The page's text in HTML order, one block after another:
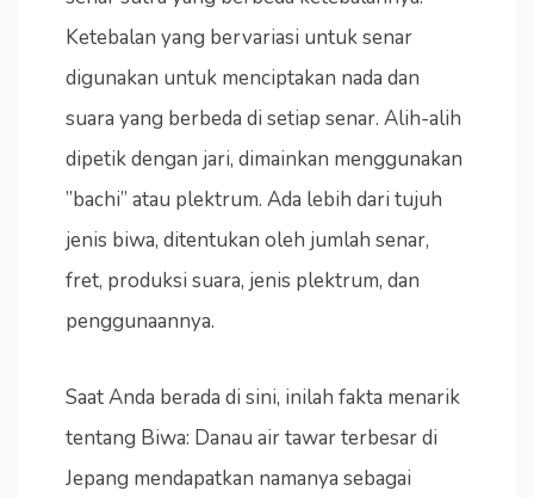
Ketebalan yang bervariasi untuk senar
digunakan untuk menciptakan nada dan
suara yang berbeda di setiap senar. Alih-alih
dipetik dengan jari, dimainkan menggunakan
”bachi” atau plektrum. Ada lebih dari tujuh
jenis biwa, ditentukan oleh jumlah senar,
fret, produksi suara, jenis plektrum, dan
penggunaannya.
Saat Anda berada di sini, inilah fakta menarik
tentang Biwa: Danau air tawar terbesar di
Jepang mendapatkan namanya sebagai